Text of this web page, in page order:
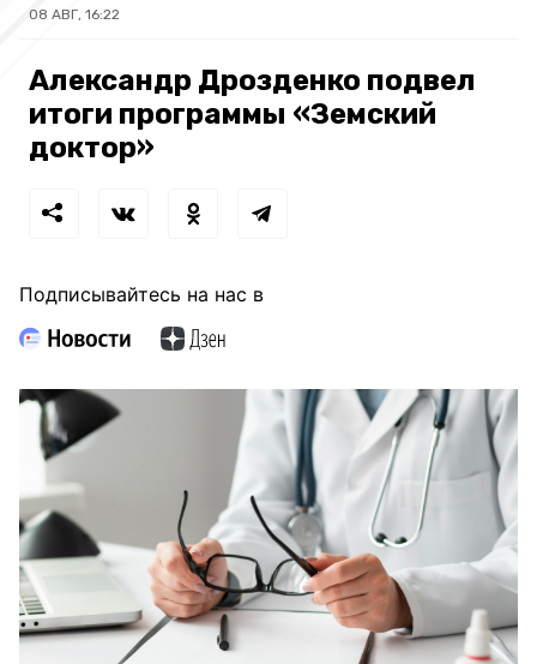
08 АВГ, 16:22
Александр Дрозденко подвел
итоги программы «Земский
доктор»
Подписывайтесь на нас в